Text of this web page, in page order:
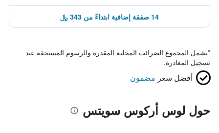
14 صفقة إضافية ابتداءً من 343 ﷼
*يشمل المجموع الضرائب المحلية المقدرة والرسوم المستحقة عند
تسجيل المغادرة.
أفضل سعر مضمون
حول لوس أركوس سويتس